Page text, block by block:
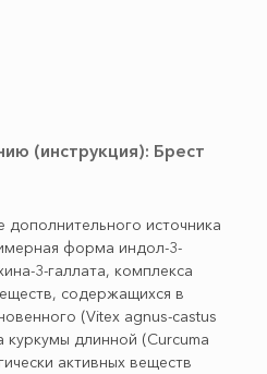
(инструкция): Брест
дополнительного источника
форма индол-3-
3-галлата, комплекса
содержащихся в
(Vitex agnus-castus
куркумы длинной (Curcuma
активных веществ